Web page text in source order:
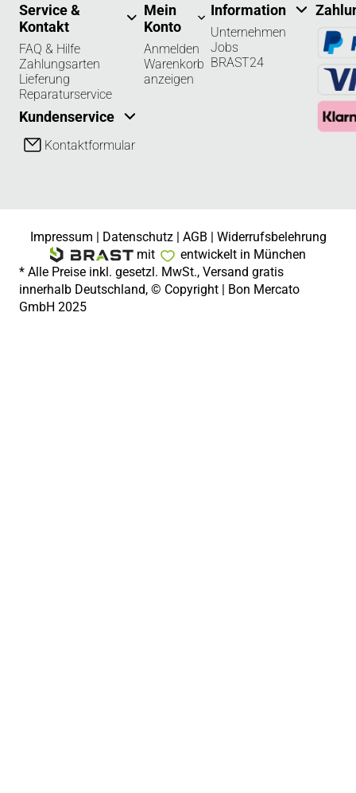
Service &
Kontakt
FAQ & Hilfe
Zahlungsarten
Lieferung
Reparaturservice
Kundenservice
Kontaktformular
Mein
Konto
Anmelden
Warenkorb
anzeigen
Information
Unternehmen
Jobs
BRAST24
Impressum | Datenschutz| AGB | Widerrufsbelehrung
mit
entwickelt in München
* Alle Preise inkl. gesetzl. MwSt., Versand gratis
innerhalb Deutschland, © Copyright | Bon Mercato
GmbH 2025